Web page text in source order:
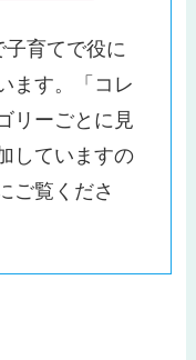
育てで役に
ます。「コレ
リーごとに見
していますの
ご覧くださ